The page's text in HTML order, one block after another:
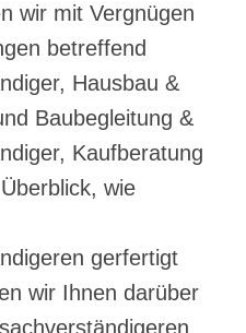
wir mit Vergnügen
betreffend
Hausbau &
Baubegleitung &
Kaufberatung
wie
gerfertigt
wir Ihnen darüber